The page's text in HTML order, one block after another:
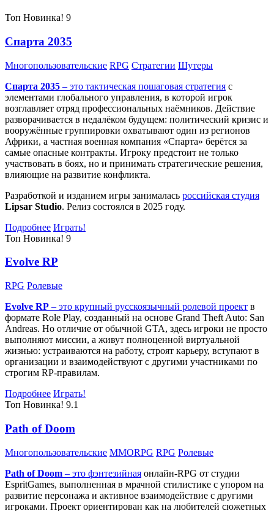
Топ Новинка! 9
Спарта 2035
Многопользовательские RPG Стратегии Шутеры
Спарта 2035 – это тактическая пошаговая стратегия с
элементами глобального управления, в которой игрок
возглавляет отряд профессиональных наёмников. Действие
разворачивается в недалёком будущем: политический кризис и
вооружённые группировки охватывают один из регионов
Африки, а частная военная компания «Спарта» берётся за
самые опасные контракты. Игроку предстоит не только
участвовать в боях, но и принимать стратегические решения,
влияющие на развитие конфликта.
Разработкой и изданием игры занималась российская студия
Lipsar Studio. Релиз состоялся в 2025 году.
Подробнее Играть!
Топ Новинка! 9
Evolve RP
RPG Ролевые
Evolve RP – это крупный русскоязычный ролевой проект в
формате Role Play, созданный на основе Grand Theft Auto: San
Andreas. Но отличие от обычной GTA, здесь игроки не просто
выполняют миссии, а живут полноценной виртуальной
жизнью: устраиваются на работу, строят карьеру, вступают в
организации и взаимодействуют с другими участниками по
строгим RP-правилам.
Подробнее Играть!
Топ Новинка! 9.1
Path of Doom
Многопользовательские MMORPG RPG Ролевые
Path of Doom – это фэнтезийная онлайн-RPG от студии
EspritGames, выполненная в мрачной стилистике с упором на
развитие персонажа и активное взаимодействие с другими
игроками. Проект ориентирован как на любителей сюжетных